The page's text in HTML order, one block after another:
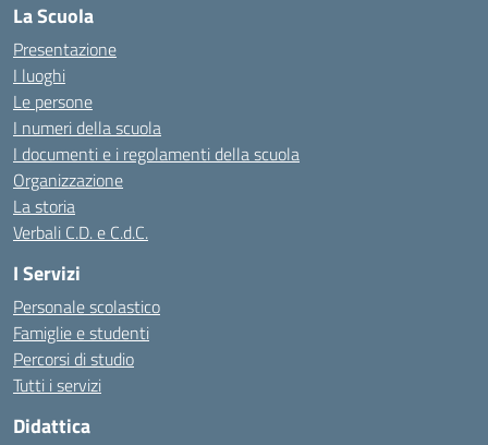
La Scuola
Presentazione
I luoghi
Le persone
I numeri della scuola
I documenti e i regolamenti della scuola
Organizzazione
La storia
Verbali C.D. e C.d.C.
I Servizi
Personale scolastico
Famiglie e studenti
Percorsi di studio
Tutti i servizi
Didattica